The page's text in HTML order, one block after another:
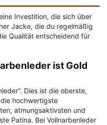
Investition, die sich über
Jacke, die du regelmäßig
Qualität entscheidend für
ist Gold
Dies ist die oberste,
hochwertigste
atmungsaktivsten und
Patina. Bei Vollnarbenleder